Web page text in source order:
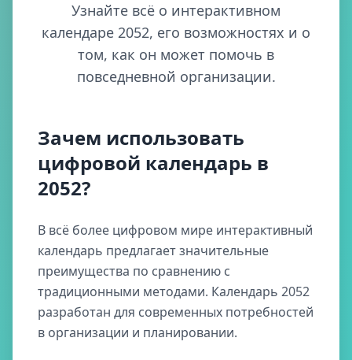
Узнайте всё о интерактивном
календаре 2052, его возможностях и о
том, как он может помочь в
повседневной организации.
Зачем использовать
цифровой календарь в
2052?
В всё более цифровом мире интерактивный
календарь предлагает значительные
преимущества по сравнению с
традиционными методами. Календарь 2052
разработан для современных потребностей
в организации и планировании.